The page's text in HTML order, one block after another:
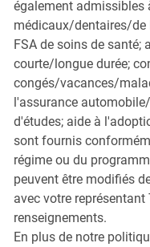
également admissibles
médicaux/dentaires/de
FSA de soins de santé;
courte/longue durée;
congés/vacances/
l'assurance
d'études; aide à
sont fournis
régime ou du
peuvent être modifiés
avec votre
renseignements.
En plus de notre